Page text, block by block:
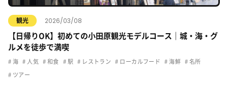
観光 2026/03/08
【日帰りOK】初めての小田原観光モデルコース｜城・海・グ
ルメを徒歩で満喫
海 人気 和食 駅 レストラン ローカルフード 海鮮 名所
ツアー